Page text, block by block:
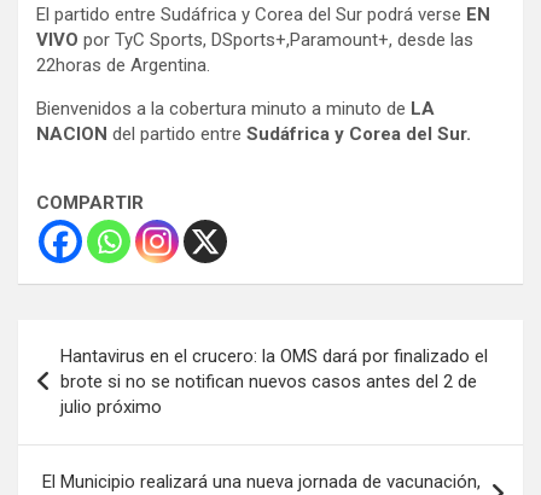
El partido entre Sudáfrica y Corea del Sur podrá verse EN
VIVO por TyC Sports, DSports+,Paramount+, desde las
22horas de Argentina.
Bienvenidos a la cobertura minuto a minuto de LA
NACION del partido entre Sudáfrica y Corea del Sur.
COMPARTIR
de
entradas
Hantavirus en el crucero: la OMS dará por finalizado el
brote si no se notifican nuevos casos antes del 2 de
julio próximo
El Municipio realizará una nueva jornada de vacunación,